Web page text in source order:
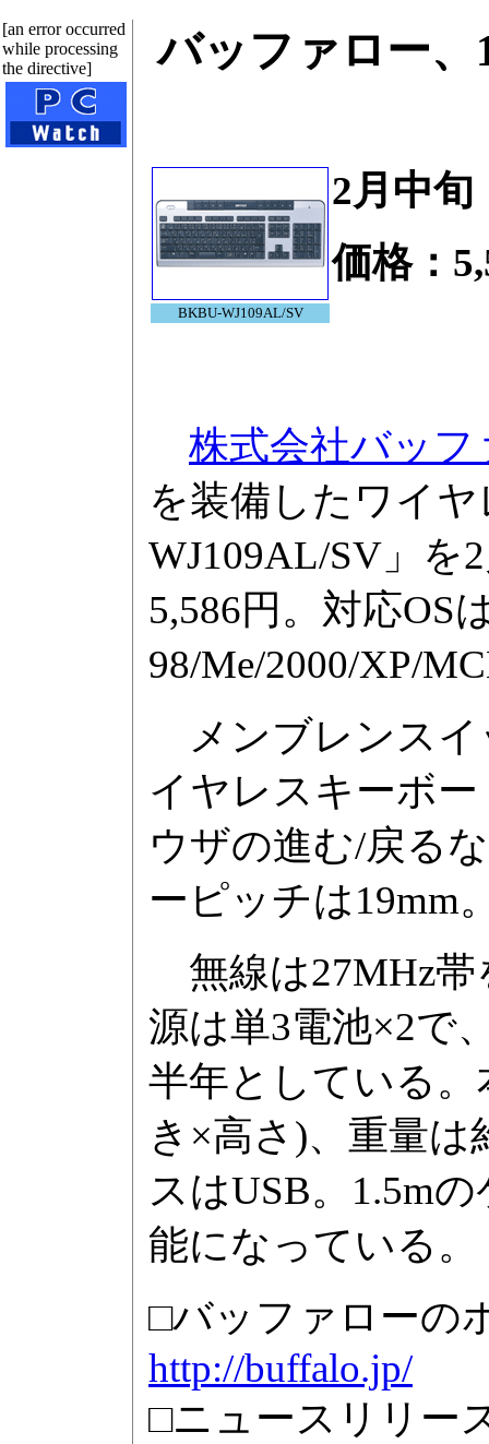
[an error occurred
while processing
the directive]
バッファロー
BKBU-WJ109AL/SV
2月中
価格：
株式会社バッフ
を装備したワイ
WJ109AL/SV」を
5,586円。対応OS
98/Me/2000/XP/
メンブレンスイ
イヤレスキーボ
ウザの進む/戻る
ーピッチは19mm
無線は27MHz帯
源は単3電池×2で
半年としている。
き×高さ)、重量
スはUSB。1.5m
能になっている。
□バッファローの
http://buffalo.jp/
□ニュースリリー